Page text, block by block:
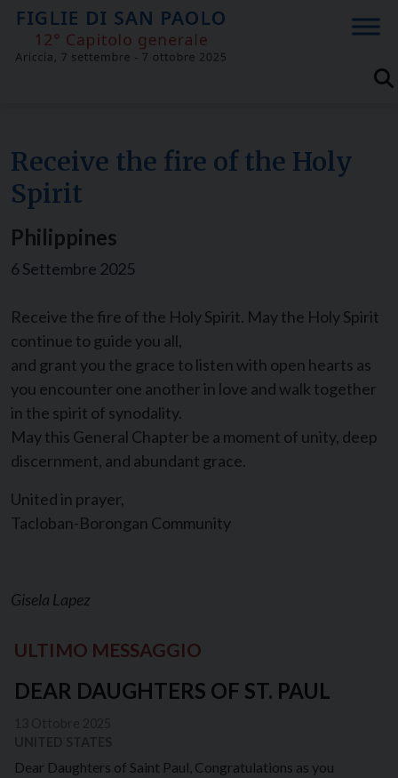
Skip
content
Receive the fire of the Holy
Spirit
Philippines
6 Settembre 2025
Receive the fire of the Holy Spirit. May the Holy Spirit
continue to guide you all,
and grant you the grace to listen with open hearts as
you encounter one another in love and walk together
in the spirit of synodality.
May this General Chapter be a moment of unity, deep
discernment, and abundant grace.
United in prayer,
Tacloban-Borongan Community
Gisela Lapez
ULTIMO MESSAGGIO
DEAR DAUGHTERS OF ST. PAUL
Dear Daughters of Saint Paul, Congratulations as you